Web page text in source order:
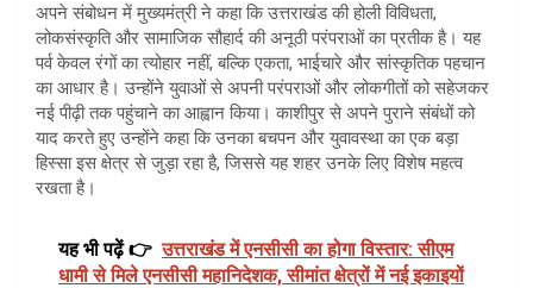
अपने संबोधन में मुख्यमंत्री ने कहा कि उत्तराखंड की होली विविधता,
लोकसंस्कृति और सामाजिक सौहार्द की अनूठी परंपराओं का प्रतीक है। यह
पर्व केवल रंगों का त्योहार नहीं, बल्कि एकता, भाईचारे और सांस्कृतिक पहचान
का आधार है। उन्होंने युवाओं से अपनी परंपराओं और लोकगीतों को सहेजकर
नई पीढ़ी तक पहुंचाने का आह्वान किया। काशीपुर से अपने पुराने संबंधों को
याद करते हुए उन्होंने कहा कि उनका बचपन और युवावस्था का एक बड़ा
हिस्सा इस क्षेत्र से जुड़ा रहा है, जिससे यह शहर उनके लिए विशेष महत्व
रखता है।
यह भी पढ़ें 👉 उत्तराखंड में एनसीसी का होगा विस्तार: सीएम
धामी से मिले एनसीसी महानिदेशक, सीमांत क्षेत्रों में नई इकाइयों